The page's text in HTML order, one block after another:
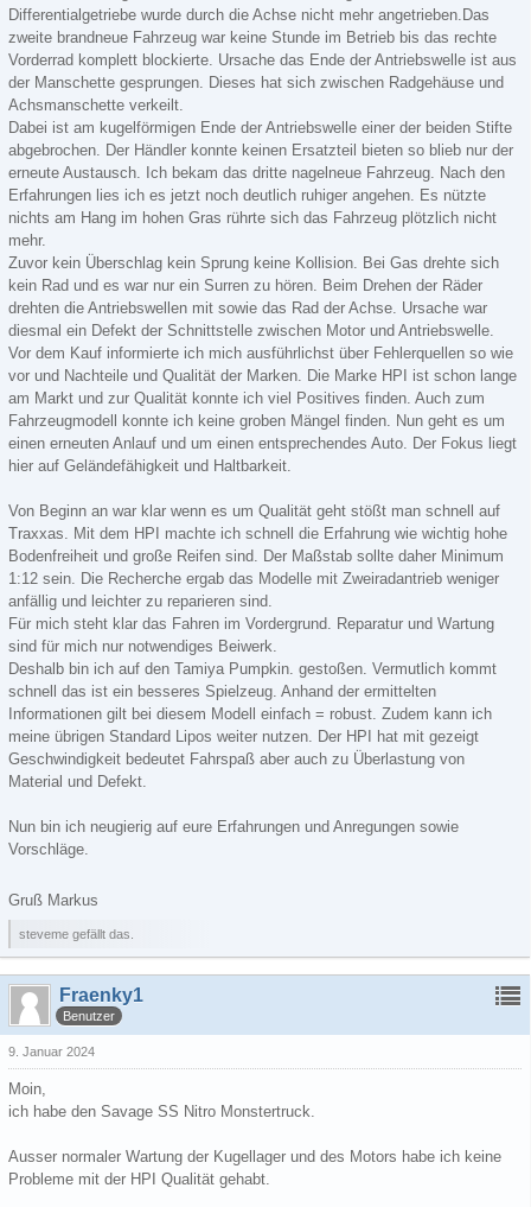
Differentialgetriebe wurde durch die Achse nicht mehr angetrieben.Das
zweite brandneue Fahrzeug war keine Stunde im Betrieb bis das rechte
Vorderrad komplett blockierte. Ursache das Ende der Antriebswelle ist aus
der Manschette gesprungen. Dieses hat sich zwischen Radgehäuse und
Achsmanschette verkeilt.
Dabei ist am kugelförmigen Ende der Antriebswelle einer der beiden Stifte
abgebrochen. Der Händler konnte keinen Ersatzteil bieten so blieb nur der
erneute Austausch. Ich bekam das dritte nagelneue Fahrzeug. Nach den
Erfahrungen lies ich es jetzt noch deutlich ruhiger angehen. Es nützte
nichts am Hang im hohen Gras rührte sich das Fahrzeug plötzlich nicht
mehr.
Zuvor kein Überschlag kein Sprung keine Kollision. Bei Gas drehte sich
kein Rad und es war nur ein Surren zu hören. Beim Drehen der Räder
drehten die Antriebswellen mit sowie das Rad der Achse. Ursache war
diesmal ein Defekt der Schnittstelle zwischen Motor und Antriebswelle.
Vor dem Kauf informierte ich mich ausführlichst über Fehlerquellen so wie
vor und Nachteile und Qualität der Marken. Die Marke HPI ist schon lange
am Markt und zur Qualität konnte ich viel Positives finden. Auch zum
Fahrzeugmodell konnte ich keine groben Mängel finden. Nun geht es um
einen erneuten Anlauf und um einen entsprechendes Auto. Der Fokus liegt
hier auf Geländefähigkeit und Haltbarkeit.
Von Beginn an war klar wenn es um Qualität geht stößt man schnell auf
Traxxas. Mit dem HPI machte ich schnell die Erfahrung wie wichtig hohe
Bodenfreiheit und große Reifen sind. Der Maßstab sollte daher Minimum
1:12 sein. Die Recherche ergab das Modelle mit Zweiradantrieb weniger
anfällig und leichter zu reparieren sind.
Für mich steht klar das Fahren im Vordergrund. Reparatur und Wartung
sind für mich nur notwendiges Beiwerk.
Deshalb bin ich auf den Tamiya Pumpkin. gestoßen. Vermutlich kommt
schnell das ist ein besseres Spielzeug. Anhand der ermittelten
Informationen gilt bei diesem Modell einfach = robust. Zudem kann ich
meine übrigen Standard Lipos weiter nutzen. Der HPI hat mit gezeigt
Geschwindigkeit bedeutet Fahrspaß aber auch zu Überlastung von
Material und Defekt.
Nun bin ich neugierig auf eure Erfahrungen und Anregungen sowie
Vorschläge.
Gruß Markus
steveme gefällt das.
Fraenky1
Benutzer
9. Januar 2024
Moin,
ich habe den Savage SS Nitro Monstertruck.
Ausser normaler Wartung der Kugellager und des Motors habe ich keine
Probleme mit der HPI Qualität gehabt.